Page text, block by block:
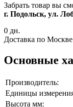
Забрать товар вы
г. Подольск, ул.
0 дн.
Доставка по
Основные
Производитель:
Единицы
Высота мм: